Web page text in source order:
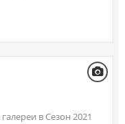
в Сезон 2021